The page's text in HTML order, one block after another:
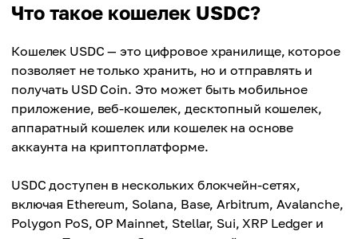
Что такое кошелек USDC?
Кошелек USDC — это цифровое хранилище, которое
позволяет не только хранить, но и отправлять и
получать USD Coin. Это может быть мобильное
приложение, веб-кошелек, десктопный кошелек,
аппаратный кошелек или кошелек на основе
аккаунта на криптоплатформе.
USDC доступен в нескольких блокчейн-сетях,
включая Ethereum, Solana, Base, Arbitrum, Avalanche,
Polygon PoS, OP Mainnet, Stellar, Sui, XRP Ledger и